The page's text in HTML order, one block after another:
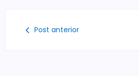
Post anterior